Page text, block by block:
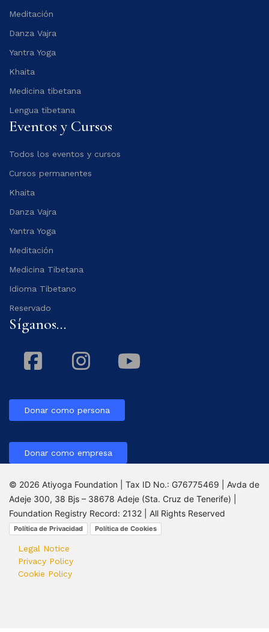
Meditación
Danza Vajra
Yantra Yoga
Khaita
Medicina tibetana
Lengua tibetana
Eventos y Cursos
Todos los eventos y cursos
Cursos permanentes
Khaita
Danza Vajra
Yantra Yoga
Meditación
Medicina Tibetana
Idioma Tibetano
Reservado
Síganos...
Facebook
Instagram
Youtube
Donar como persona
Donar como empresa
© 2026 Atiyoga Foundation | Tax ID No.: G76775469 | Avda de
Adeje 300, 38 Bjs – 38678 Adeje (Sta. Cruz de Tenerife) |
Foundation Registry Record: 2132 | All Rights Reserved
Política de Privacidad Política de Cookies
Legal Notice
Privacy Policy
Cookie Policy